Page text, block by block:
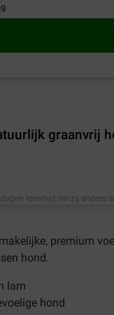
graanvrij
levertijd, tenzij anders
premium
hond.
lam
hond